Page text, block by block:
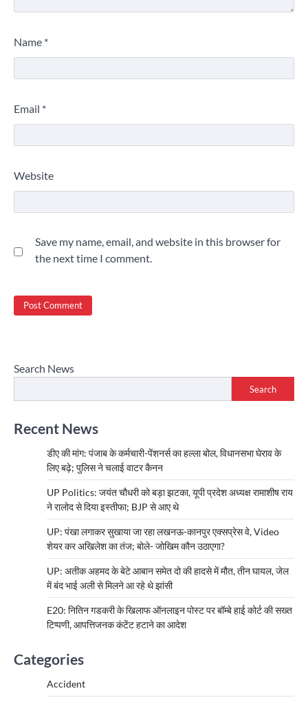
Name *
Email *
Website
Save my name, email, and website in this browser for
the next time I comment.
Search News
Search
Recent News
डीए की मांग: पंजाब के कर्मचारी-पेंशनर्स का हल्ला बोल, विधानसभा घेराव के
लिए बढ़े; पुलिस ने चलाई वाटर कैनन
UP Politics: जयंत चौधरी को बड़ा झटका, यूपी प्रदेश अध्यक्ष रामाशीष राय
ने रालोद से दिया इस्तीफा; BJP से आए थे
UP: पंखा लगाकर सुखाया जा रहा लखनऊ-कानपुर एक्सप्रेस वे, Video
शेयर कर अखिलेश का तंज; बोले- जोखिम कौन उठाएगा?
UP: अतीक अहमद के बेटे आबान समेत दो की हादसे में मौत, तीन घायल, जेल
में बंद भाई अली से मिलने आ रहे थे झांसी
E20: नितिन गडकरी के खिलाफ ऑनलाइन पोस्ट पर बॉम्बे हाई कोर्ट की सख्त
टिप्पणी, आपत्तिजनक कंटेंट हटाने का आदेश
Categories
Accident